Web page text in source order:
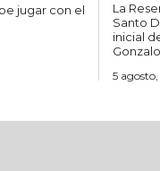
jugar con el
La
Santo
inicial
5